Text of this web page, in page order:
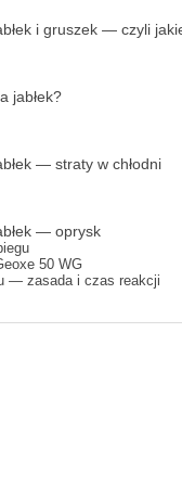
i gruszek — czyli
jabłek?
— straty w chłodni
— oprysk
50 WG
— zasada i czas reakcji